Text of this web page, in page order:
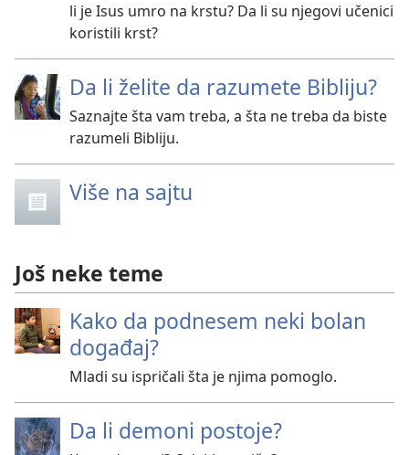
li je Isus umro na krstu? Da li su njegovi učenici
koristili krst?
Da li želite da razumete Bibliju?
Saznajte šta vam treba, a šta ne treba da biste
razumeli Bibliju.
Više na sajtu
Još neke teme
Kako da podnesem neki bolan
događaj?
Mladi su ispričali šta je njima pomoglo.
Da li demoni postoje?